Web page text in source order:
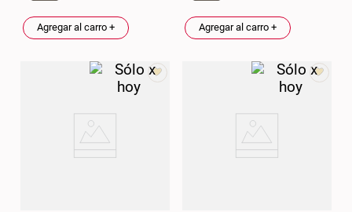
Agregar al carro + Agregar al carro +